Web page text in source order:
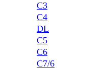
C3
C4
DL
C5
C6
C7/6